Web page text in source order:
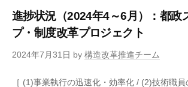
進捗状況（2024年4～6月）：都政
プ・制度改革プロジェクト
2024年7月31日 by 構造改革推進チーム
［ (1)事業執行の迅速化・効率化 / (2)技術職